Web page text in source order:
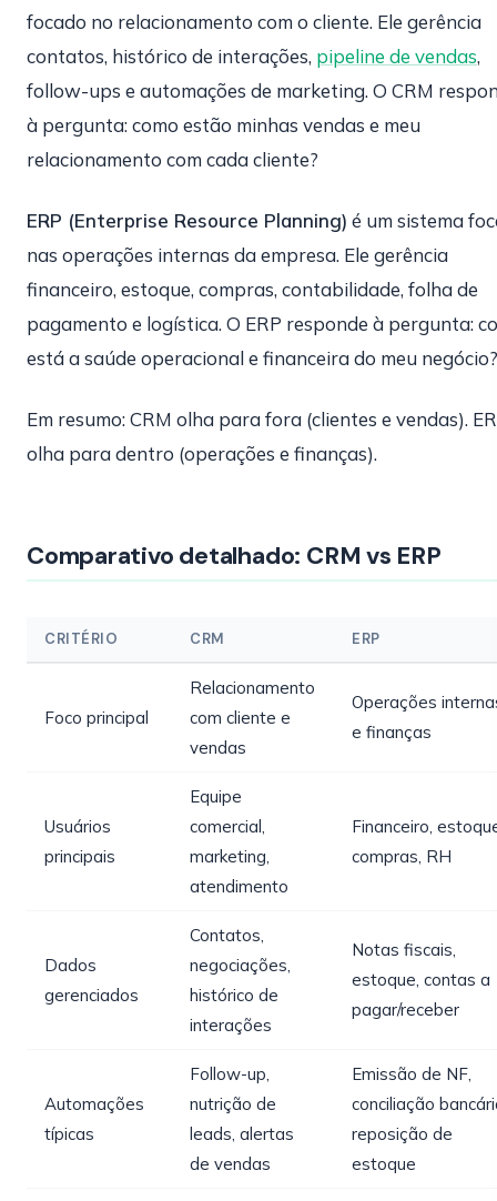
focado no relacionamento com o cliente. Ele gerência
contatos, histórico de interações, pipeline de vendas,
follow-ups e automações de marketing. O CRM
à pergunta: como estão minhas vendas e meu
relacionamento com cada cliente?
ERP (Enterprise Resource Planning) é um sistema
nas operações internas da empresa. Ele gerência
financeiro, estoque, compras, contabilidade, folha de
pagamento e logística. O ERP responde à pergunta:
está a saúde operacional e financeira do meu negócio?
Em resumo: CRM olha para fora (clientes e vendas).
olha para dentro (operações e finanças).
Comparativo detalhado: CRM vs ERP
CRITÉRIO CRM ERP
Foco principal
Relacionamento
com cliente e
vendas
Operações
e finanças
Usuários
principais
Equipe
comercial,
marketing,
atendimento
Financeiro,
compras, RH
Dados
gerenciados
Contatos,
negociações,
histórico de
interações
Notas fiscais,
estoque, contas a
pagar/receber
Automações
típicas
Follow-up,
nutrição de
leads, alertas
de vendas
Emissão de NF,
conciliação
reposição de
estoque